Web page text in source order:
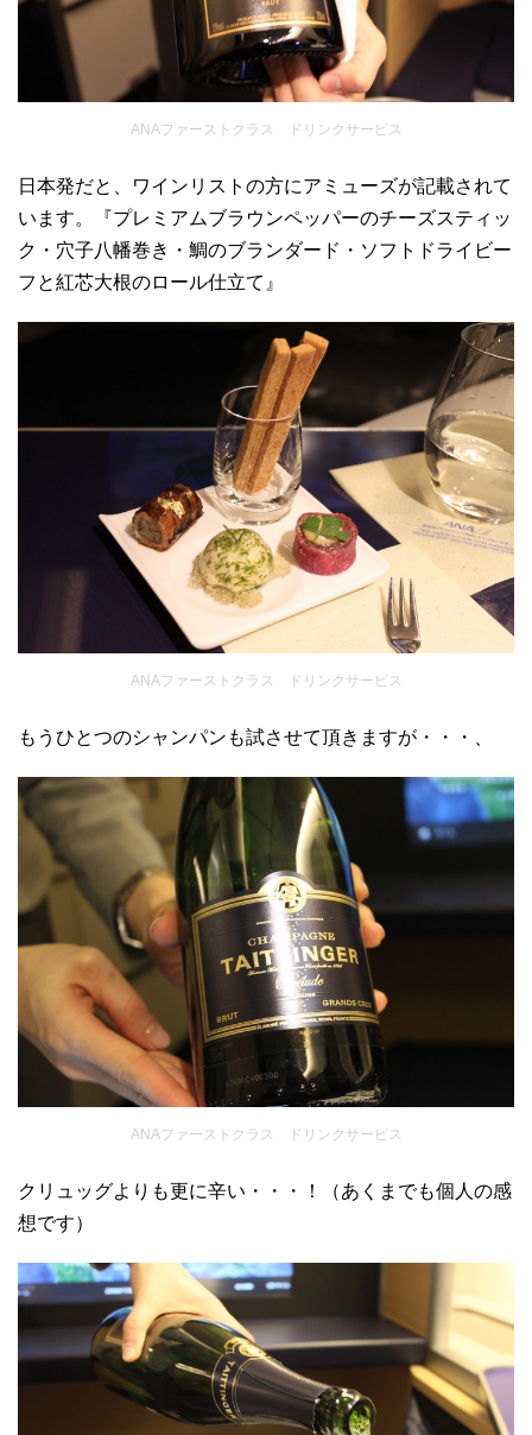
ANAファーストクラス ドリンクサービス
日本発だと、ワインリストの方にアミューズが記載されて
います。『プレミアムブラウンペッパーのチーズスティッ
ク・穴子八幡巻き・鯛のブランダード・ソフトドライビー
フと紅芯大根のロール仕立て』
ANAファーストクラス ドリンクサービス
もうひとつのシャンパンも試させて頂きますが・・・、
ANAファーストクラス ドリンクサービス
クリュッグよりも更に辛い・・・！（あくまでも個人の感
想です）